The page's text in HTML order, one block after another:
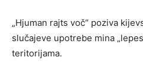
„Hjuman rajts voč“ poziva
slučajeve upotrebe mina
teritorijama.